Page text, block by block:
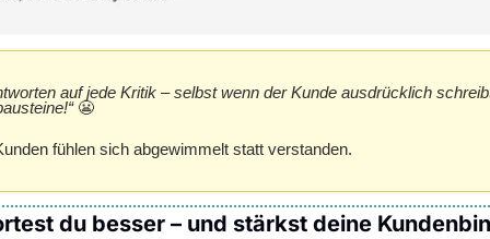
auf jede Kritik – selbst wenn der Kunde ausdrücklich
😬
fühlen sich abgewimmelt statt verstanden.
du besser – und stärkst deine